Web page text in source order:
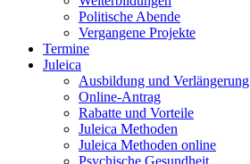
Politische Abende
Vergangene Projekte
Termine
Juleica
Ausbildung und Verlängerung
Online-Antrag
Rabatte und Vorteile
Juleica Methoden
Juleica Methoden online
Psychische Gesundheit